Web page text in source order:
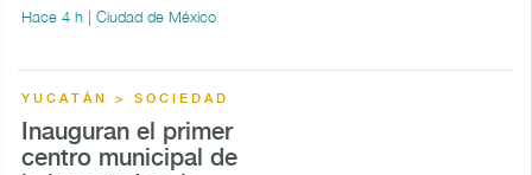
Hace 4 h | Ciudad de México
YUCATÁN > SOCIEDAD
Inauguran el primer
centro municipal de